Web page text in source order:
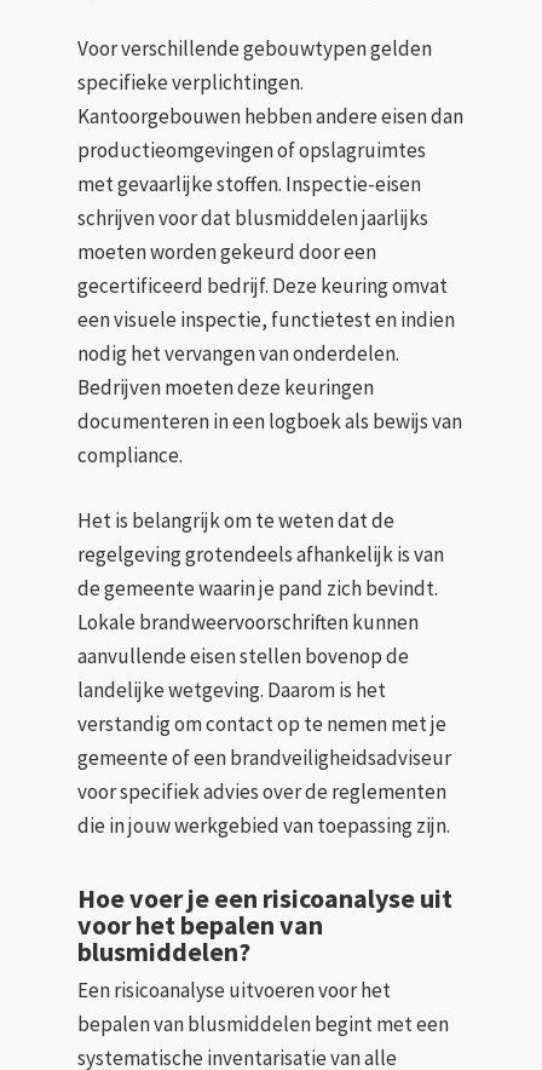
Voor verschillende gebouwtypen gelden
specifieke verplichtingen.
Kantoorgebouwen hebben andere eisen dan
productieomgevingen of opslagruimtes
met gevaarlijke stoffen. Inspectie-eisen
schrijven voor dat blusmiddelen jaarlijks
moeten worden gekeurd door een
gecertificeerd bedrijf. Deze keuring omvat
een visuele inspectie, functietest en indien
nodig het vervangen van onderdelen.
Bedrijven moeten deze keuringen
documenteren in een logboek als bewijs van
compliance.
Het is belangrijk om te weten dat de
regelgeving grotendeels afhankelijk is van
de gemeente waarin je pand zich bevindt.
Lokale brandweervoorschriften kunnen
aanvullende eisen stellen bovenop de
landelijke wetgeving. Daarom is het
verstandig om contact op te nemen met je
gemeente of een brandveiligheidsadviseur
voor specifiek advies over de reglementen
die in jouw werkgebied van toepassing zijn.
Hoe voer je een risicoanalyse uit
voor het bepalen van
blusmiddelen?
Een risicoanalyse uitvoeren voor het
bepalen van blusmiddelen begint met een
systematische inventarisatie van alle